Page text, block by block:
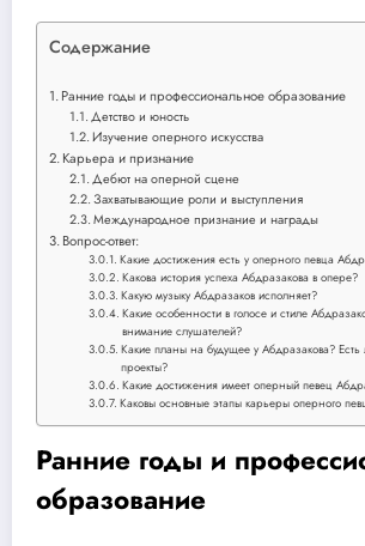
Содержание
Ранние годы и профессиональное образование
Детство и юность
Изучение оперного искусства
Карьера и признание
Дебют на оперной сцене
Захватывающие роли и выступления
Международное признание и награды
Вопрос-ответ:
Какие достижения есть у оперного певца
Какова история успеха Абдразакова в опере?
Какую музыку Абдразаков исполняет?
Какие особенности в голосе и стиле
внимание слушателей?
Какие планы на будущее у Абдразакова? Есть
проекты?
Какие достижения имеет оперный певец
Каковы основные этапы карьеры оперного
Ранние годы и
образование